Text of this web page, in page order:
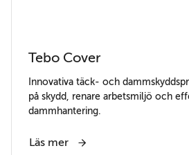
Tebo Cover
Innovativa täck- och
på skydd, renare arbetsmiljö och
dammhantering.
Läs mer